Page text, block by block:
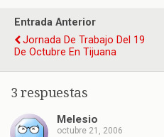
Entrada Anterior
Jornada De Trabajo Del 19
De Octubre En Tijuana
3 respuestas
Melesio
octubre 21, 2006